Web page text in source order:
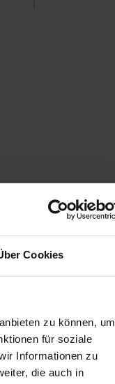
Cookies
zu können, um
für soziale
Informationen zu
die auch in